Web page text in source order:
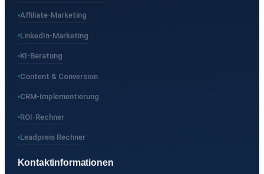
Affiliate-Marketing
LinkedIn-Marketing
KI-Beratung
Content & Conversion
CRM-Implementierung
ROI-Rechner
Leadpreis Rechner
Kontaktinformationen